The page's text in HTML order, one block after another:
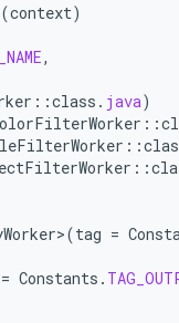
(context)
,
::class . java)
::
::
::
(tag =
= Constants .